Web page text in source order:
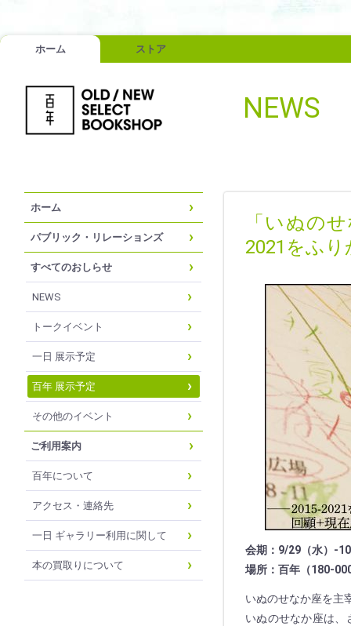
ホーム ストア
NEWS
ホーム
パブリック・リレーションズ
すべてのおしらせ
NEWS
トークイベント
一日 展示予定
百年 展示予定
その他のイベント
ご利用案内
百年について
アクセス・連絡先
一日 ギャラリー利用に関して
本の買取りについて
「いぬの
2021をふ
会期：9/29（水）-
場所：百年（180-
いぬのせなか座を主
いぬのせなか座は、